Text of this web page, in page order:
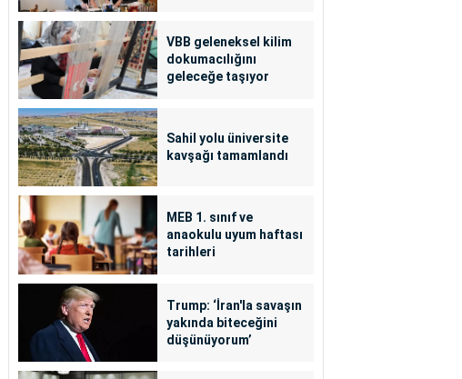
VBB geleneksel kilim
dokumacılığını
geleceğe taşıyor
Sahil yolu üniversite
kavşağı tamamlandı
MEB 1. sınıf ve
anaokulu uyum haftası
tarihleri
Trump: ‘İran'la savaşın
yakında biteceğini
düşünüyorum’